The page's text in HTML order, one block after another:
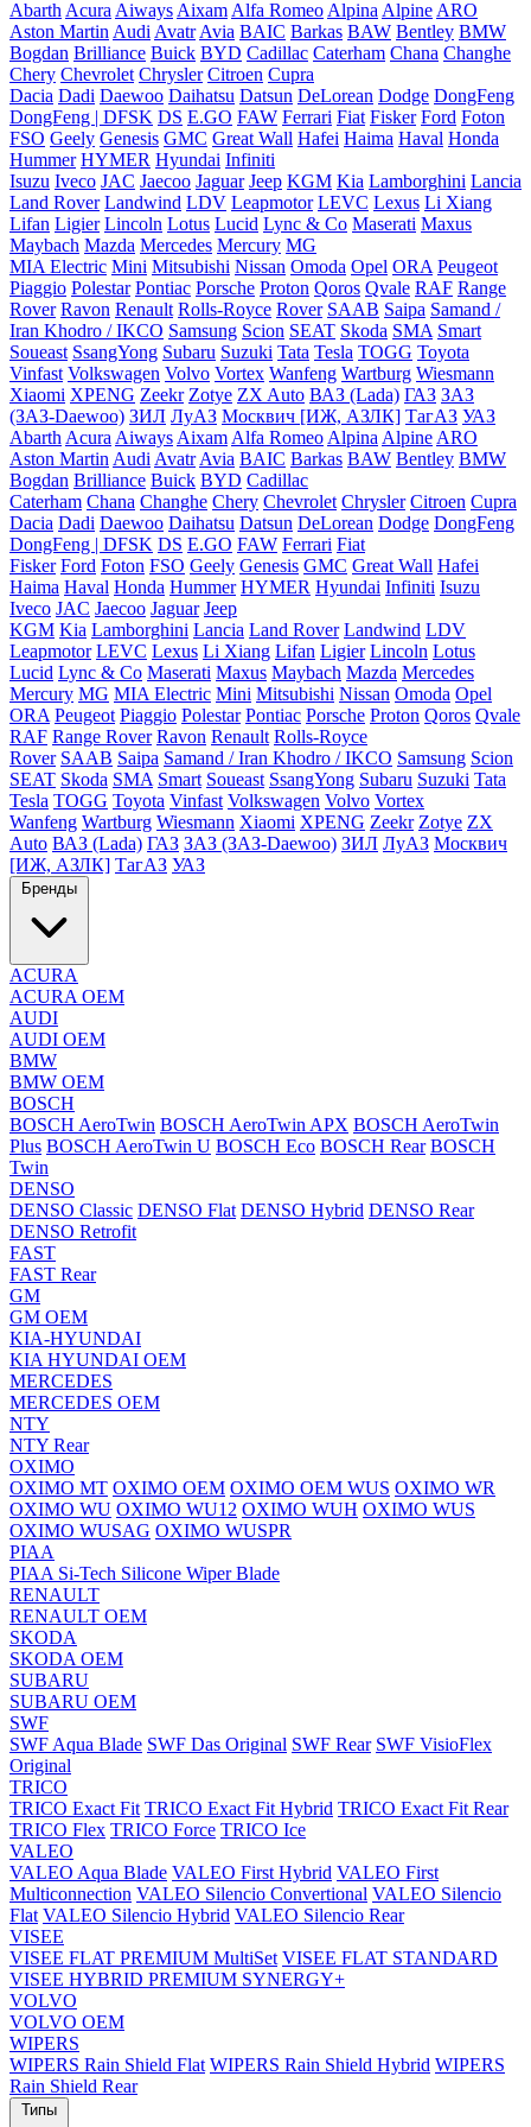
Abarth Acura Aiways Aixam Alfa Romeo Alpina Alpine ARO
Aston Martin Audi Avatr Avia BAIC Barkas BAW Bentley BMW
Bogdan Brilliance Buick BYD Cadillac Caterham Chana Changhe
Chery Chevrolet Chrysler Citroen Cupra
Dacia Dadi Daewoo Daihatsu Datsun DeLorean Dodge DongFeng
DongFeng | DFSK DS E.GO FAW Ferrari Fiat Fisker Ford Foton
FSO Geely Genesis GMC Great Wall Hafei Haima Haval Honda
Hummer HYMER Hyundai Infiniti
Isuzu Iveco JAC Jaecoo Jaguar Jeep KGM Kia Lamborghini Lancia
Land Rover Landwind LDV Leapmotor LEVC Lexus Li Xiang
Lifan Ligier Lincoln Lotus Lucid Lync & Co Maserati Maxus
Maybach Mazda Mercedes Mercury MG
MIA Electric Mini Mitsubishi Nissan Omoda Opel ORA Peugeot
Piaggio Polestar Pontiac Porsche Proton Qoros Qvale RAF Range
Rover Ravon Renault Rolls-Royce Rover SAAB Saipa Samand /
Iran Khodro / IKCO Samsung Scion SEAT Skoda SMA Smart
Soueast SsangYong Subaru Suzuki Tata Tesla TOGG Toyota
Vinfast Volkswagen Volvo Vortex Wanfeng Wartburg Wiesmann
Xiaomi XPENG Zeekr Zotye ZX Auto ВАЗ (Lada) ГАЗ ЗАЗ
(ЗАЗ-Daewoo) ЗИЛ ЛуАЗ Москвич [ИЖ, АЗЛК] ТагАЗ УАЗ
Abarth Acura Aiways Aixam Alfa Romeo Alpina Alpine ARO
Aston Martin Audi Avatr Avia BAIC Barkas BAW Bentley BMW
Bogdan Brilliance Buick BYD Cadillac
Caterham Chana Changhe Chery Chevrolet Chrysler Citroen Cupra
Dacia Dadi Daewoo Daihatsu Datsun DeLorean Dodge DongFeng
DongFeng | DFSK DS E.GO FAW Ferrari Fiat
Fisker Ford Foton FSO Geely Genesis GMC Great Wall Hafei
Haima Haval Honda Hummer HYMER Hyundai Infiniti Isuzu
Iveco JAC Jaecoo Jaguar Jeep
KGM Kia Lamborghini Lancia Land Rover Landwind LDV
Leapmotor LEVC Lexus Li Xiang Lifan Ligier Lincoln Lotus
Lucid Lync & Co Maserati Maxus Maybach Mazda Mercedes
Mercury MG MIA Electric Mini Mitsubishi Nissan Omoda Opel
ORA Peugeot Piaggio Polestar Pontiac Porsche Proton Qoros Qvale
RAF Range Rover Ravon Renault Rolls-Royce
Rover SAAB Saipa Samand / Iran Khodro / IKCO Samsung Scion
SEAT Skoda SMA Smart Soueast SsangYong Subaru Suzuki Tata
Tesla TOGG Toyota Vinfast Volkswagen Volvo Vortex
Wanfeng Wartburg Wiesmann Xiaomi XPENG Zeekr Zotye ZX
Auto ВАЗ (Lada) ГАЗ ЗАЗ (ЗАЗ-Daewoo) ЗИЛ ЛуАЗ Москвич
[ИЖ, АЗЛК] ТагАЗ УАЗ
Бренды
ACURA
ACURA OEM
AUDI
AUDI OEM
BMW
BMW OEM
BOSCH
BOSCH AeroTwin BOSCH AeroTwin APX BOSCH AeroTwin
Plus BOSCH AeroTwin U BOSCH Eco BOSCH Rear BOSCH
Twin
DENSO
DENSO Classic DENSO Flat DENSO Hybrid DENSO Rear
DENSO Retrofit
FAST
FAST Rear
GM
GM OEM
KIA-HYUNDAI
KIA HYUNDAI OEM
MERCEDES
MERCEDES OEM
NTY
NTY Rear
OXIMO
OXIMO MT OXIMO OEM OXIMO OEM WUS OXIMO WR
OXIMO WU OXIMO WU12 OXIMO WUH OXIMO WUS
OXIMO WUSAG OXIMO WUSPR
PIAA
PIAA Si-Tech Silicone Wiper Blade
RENAULT
RENAULT OEM
SKODA
SKODA OEM
SUBARU
SUBARU OEM
SWF
SWF Aqua Blade SWF Das Original SWF Rear SWF VisioFlex
Original
TRICO
TRICO Exact Fit TRICO Exact Fit Hybrid TRICO Exact Fit Rear
TRICO Flex TRICO Force TRICO Ice
VALEO
VALEO Aqua Blade VALEO First Hybrid VALEO First
Multiconnection VALEO Silencio Convertional VALEO Silencio
Flat VALEO Silencio Hybrid VALEO Silencio Rear
VISEE
VISEE FLAT PREMIUM MultiSet VISEE FLAT STANDARD
VISEE HYBRID PREMIUM SYNERGY+
VOLVO
VOLVO OEM
WIPERS
WIPERS Rain Shield Flat WIPERS Rain Shield Hybrid WIPERS
Rain Shield Rear
Типы